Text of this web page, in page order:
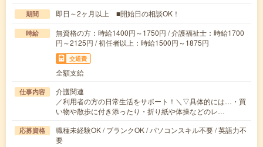
期間 即日～2ヶ月以上 ■開始日の相談OK！
時給
無資格の方：時給1400円～1750円 / 介護福祉士：時給1700
円～2125円 / 初任者以上：時給1500円～1875円
交通費
全額支給
仕事内容
介護関連
／利用者の方の日常生活をサポート！＼▽具体的には…・買
い物や散歩に付き添ったり・折り紙や体操などのレ…
応募資格
職種未経験OK / ブランクOK / パソコンスキル不要 / 英語力不
要